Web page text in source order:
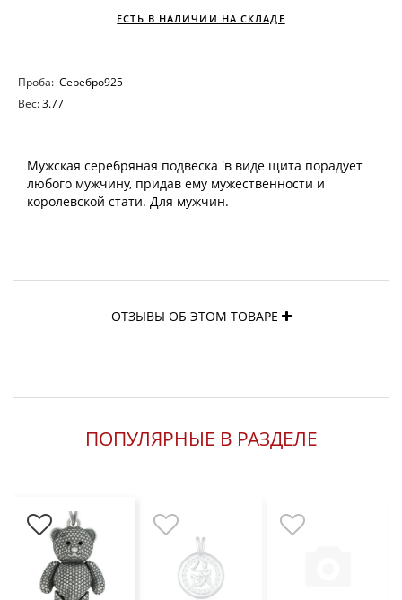
ЕСТЬ В НАЛИЧИИ НА СКЛАДЕ
Проба: Серебро925
Вес:3.77
Мужская серебряная подвеска 'в виде щита порадует
любого мужчину, придав ему мужественности и
королевской стати. Для мужчин.
ОТЗЫВЫ ОБ ЭТОМ ТОВАРЕ
ПОПУЛЯРНЫЕ В РАЗДЕЛЕ